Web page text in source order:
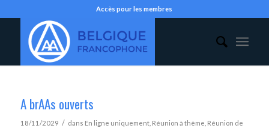
Accès pour les membres
A brAAs ouverts
18/11/2029 / dans En ligne uniquement, Réunion à thème Réunion de